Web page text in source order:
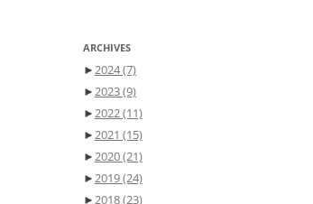
ARCHIVES
►2024(7)
►2023(9)
►2022(11)
►2021 (15)
►2020(21)
►2019(24)
►2018(23)